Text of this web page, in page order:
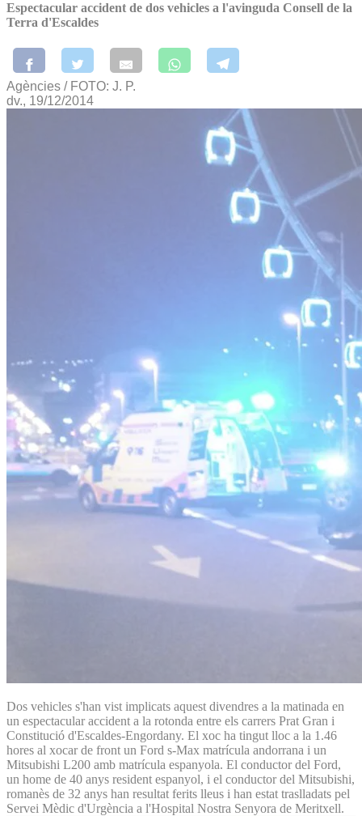
Espectacular accident de dos vehicles a l'avinguda Consell de la
Terra d'Escaldes
Agències / FOTO: J. P.
dv., 19/12/2014
Dos vehicles s'han vist implicats aquest divendres a la matinada en
un espectacular accident a la rotonda entre els carrers Prat Gran i
Constitució d'Escaldes-Engordany. El xoc ha tingut lloc a la 1.46
hores al xocar de front un Ford s-Max matrícula andorrana i un
Mitsubishi L200 amb matrícula espanyola. El conductor del Ford,
un home de 40 anys resident espanyol, i el conductor del Mitsubishi,
romanès de 32 anys han resultat ferits lleus i han estat traslladats pel
Servei Mèdic d'Urgència a l'Hospital Nostra Senyora de Meritxell.